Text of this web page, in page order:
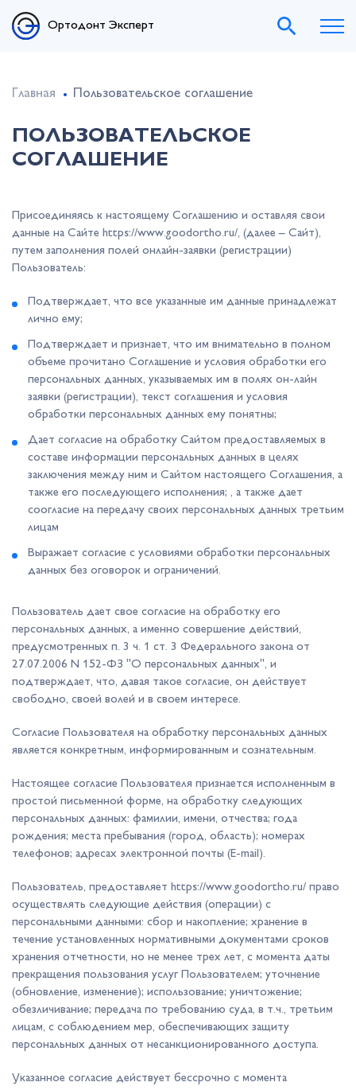
Ортодонт Эксперт
Главная Пользовательское соглашение
ПОЛЬЗОВАТЕЛЬСКОЕ
СОГЛАШЕНИЕ
Присоединяясь к настоящему Соглашению и оставляя свои
данные на Сайте https://www.goodortho.ru/, (далее – Сайт),
путем заполнения полей онлайн-заявки (регистрации)
Пользователь:
Подтверждает, что все указанные им данные принадлежат
лично ему;
Подтверждает и признает, что им внимательно в полном
объеме прочитано Соглашение и условия обработки его
персональных данных, указываемых им в полях он-лайн
заявки (регистрации), текст соглашения и условия
обработки персональных данных ему понятны;
Дает согласие на обработку Сайтом предоставляемых в
составе информации персональных данных в целях
заключения между ним и Сайтом настоящего Соглашения, а
также его последующего исполнения; , а также дает
соогласие на передачу своих персональных данных третьим
лицам
Выражает согласие с условиями обработки персональных
данных без оговорок и ограничений.
Пользователь дает свое согласие на обработку его
персональных данных, а именно совершение действий,
предусмотренных п. 3 ч. 1 ст. 3 Федерального закона от
27.07.2006 N 152-ФЗ "О персональных данных", и
подтверждает, что, давая такое согласие, он действует
свободно, своей волей и в своем интересе.
Согласие Пользователя на обработку персональных данных
является конкретным, информированным и сознательным.
Настоящее согласие Пользователя признается исполненным в
простой письменной форме, на обработку следующих
персональных данных: фамилии, имени, отчества; года
рождения; места пребывания (город, область); номерах
телефонов; адресах электронной почты (E-mail).
Пользователь, предоставляет https://www.goodortho.ru/ право
осуществлять следующие действия (операции) с
персональными данными: сбор и накопление; хранение в
течение установленных нормативными документами сроков
хранения отчетности, но не менее трех лет, с момента даты
прекращения пользования услуг Пользователем; уточнение
(обновление, изменение); использование; уничтожение;
обезличивание; передача по требованию суда, в т.ч., третьим
лицам, с соблюдением мер, обеспечивающих защиту
персональных данных от несанкционированного доступа.
Указанное согласие действует бессрочно с момента